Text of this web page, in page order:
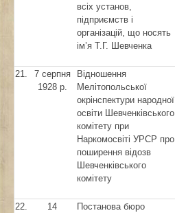
всіх установ,
підприємств і
організацій, що носять
ім’я Т.Г. Шевченка
21.
7 серпня
1928 р.
Відношення
Мелітопольської
окрінспектури народної
освіти Шевченківського
комітету при
Наркомосвіті УРСР про
поширення відозв
Шевченківського
комітету
22.
14
Постанова бюро